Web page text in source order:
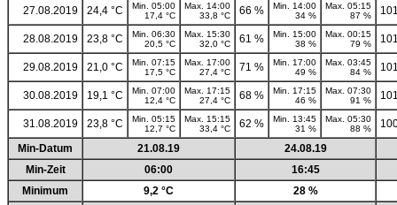
27.08.2019 24,4 °C
Min. 05:00
17,4 °C
Max. 14:00
33,8 °C
66 %
Min. 14:00
34 %
Max. 05:15
87 %
28.08.2019 23,8 °C
Min. 06:30
20,5 °C
Max. 15:30
32,0 °C
61 %
Min. 15:00
38 %
Max. 00:15
79 %
29.08.2019 21,0 °C
Min. 07:15
17,5 °C
Max. 17:00
27,4 °C
71 %
Min. 17:00
49 %
Max. 03:45
84 %
30.08.2019 19,1 °C
Min. 07:00
12,4 °C
Max. 17:15
27,4 °C
68 %
Min. 17:15
46 %
Max. 07:30
91 %
31.08.2019 23,8 °C
Min. 05:15
12,7 °C
Max. 15:15
33,4 °C
62 %
Min. 13:45
31 %
Max. 05:30
88 %
Min-Datum
21.08.19
24.08.19
Min-Zeit
06:00
16:45
Minimum
9,2 °C
28 %